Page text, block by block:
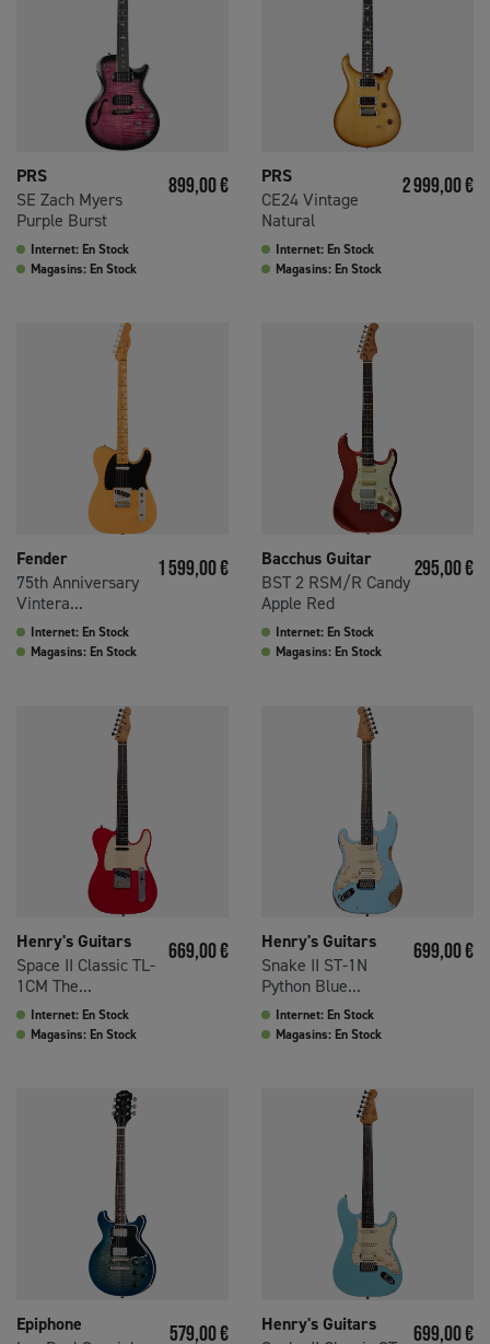
PRS
SE Zach Myers
Purple Burst
Prix
899,00 €
Internet: En Stock
Magasins: En Stock
PRS
CE24 Vintage
Natural
Prix
2 999,00 €
Internet: En Stock
Magasins: En Stock
Fender
75th Anniversary
Vintera...
Prix
1 599,00 €
Internet: En Stock
Magasins: En Stock
Bacchus Guitar
BST 2 RSM/R Candy
Apple Red
Prix
295,00 €
Internet: En Stock
Magasins: En Stock
Henry's Guitars
Space II Classic TL-
1CM The...
Prix
669,00 €
Internet: En Stock
Magasins: En Stock
Henry's Guitars
Snake II ST-1N
Python Blue...
Prix
699,00 €
Internet: En Stock
Magasins: En Stock
Epiphone
Prix
579,00 €
Henry's Guitars
Prix
699,00 €